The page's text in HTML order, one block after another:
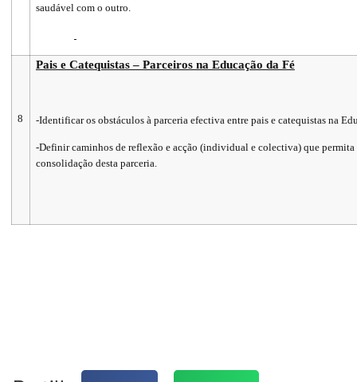
saudável com o outro.
8
Pais e Catequistas – Parceiros na Educação da Fé
-Identificar os obstáculos à parceria efectiva entre pais e catequistas na
-Definir caminhos de reflexão e acção (individual e colectiva) que permita
consolidação desta parceria.